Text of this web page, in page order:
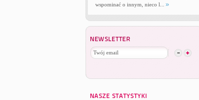
wspominać o innym, nieco l...